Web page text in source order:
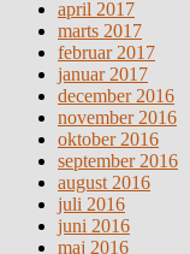
april 2017
marts 2017
februar 2017
januar 2017
december 2016
november 2016
oktober 2016
september 2016
august 2016
juli 2016
juni 2016
maj 2016